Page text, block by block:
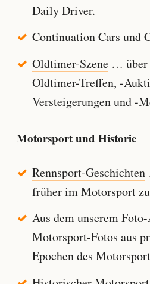
Daily Driver.
Continuation Cars und
Oldtimer-Szene… über
Oldtimer-Treffen, -
Versteigerungen und -
Motorsport und Historie
Rennsport-Geschichten
früher im Motorsport
Aus dem unserem
Motorsport-Fotos aus
Epochen des